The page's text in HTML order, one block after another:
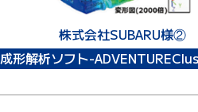
株式会社SUBARU様②
成形解析ソフト-